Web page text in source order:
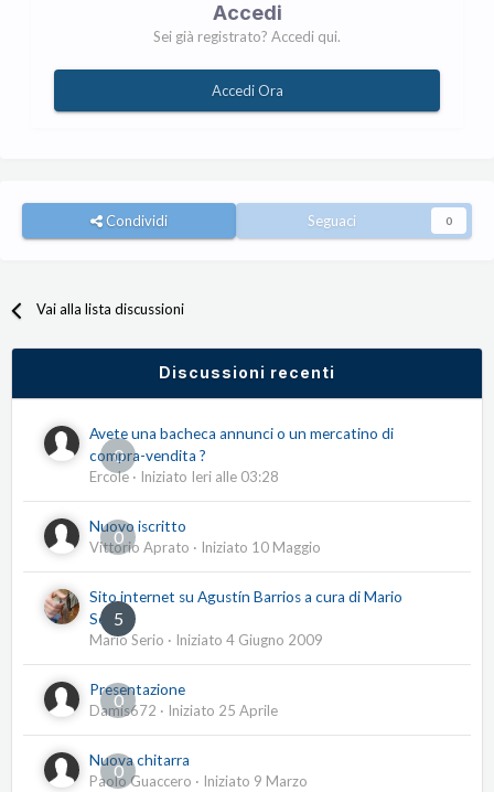
Accedi
Sei già registrato? Accedi qui.
Accedi Ora
Condividi Seguaci 0
Vai alla lista discussioni
Discussioni recenti
0
Avete una bacheca annunci o un mercatino di
compra-vendita ?
Ercole · Iniziato Ieri alle 03:28
0
Nuovo iscritto
Vittorio Aprato · Iniziato 10 Maggio
5
Sito internet su Agustín Barrios a cura di Mario
Serio
Mario Serio · Iniziato 4 Giugno 2009
0
Presentazione
Damis672 · Iniziato 25 Aprile
0
Nuova chitarra
Paolo Guaccero · Iniziato 9 Marzo